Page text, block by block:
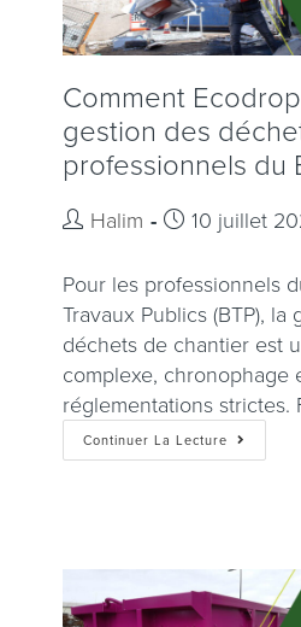
Comment
gestion des
professionnels du
Halim 10 juillet
Pour les professionnels
Travaux Publics (BTP), la
déchets de chantier est
complexe, chronophage
réglementations strictes.
Continuer La Lecture